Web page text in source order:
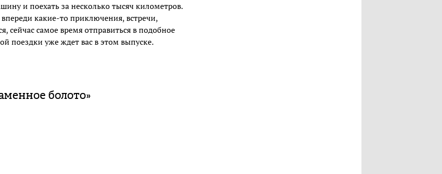
и поехать за несколько тысяч километров.
впереди какие-то приключения, встречи,
сейчас самое время отправиться в подобное
поездки уже ждет вас в этом выпуске.
болото»